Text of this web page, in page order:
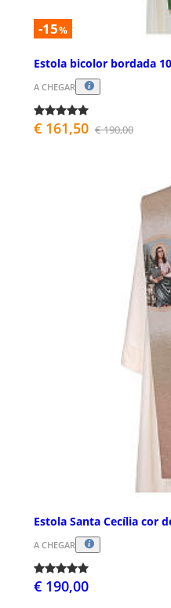
-15%
Estola bicolor bordada
A CHEGAR
€ 161,50 € 190,00
Estola Santa Cecília cor
A CHEGAR
€ 190,00